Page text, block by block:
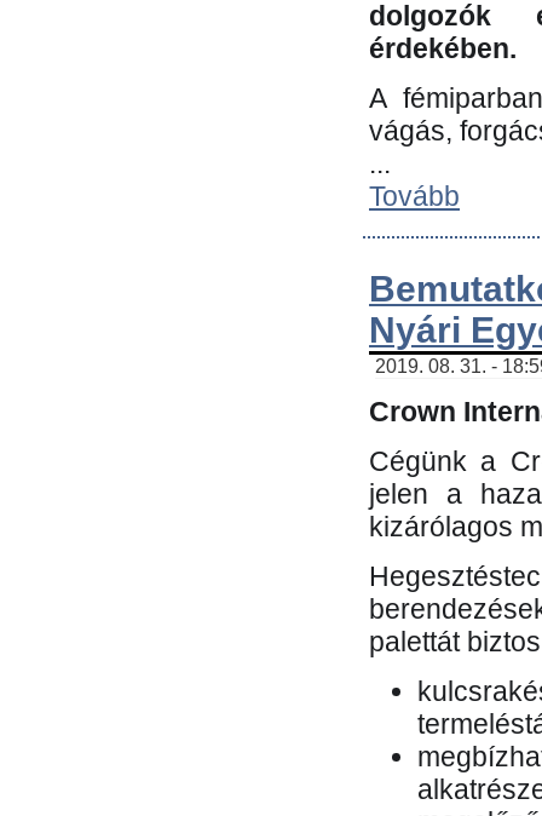
dolgozók
érdekében.
A
vágás,
...
Tovább
Nyári
2019. 08. 31. -
Crown
Cégünk a
jelen a
kizárólagos
palettát